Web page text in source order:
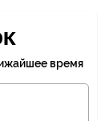
время